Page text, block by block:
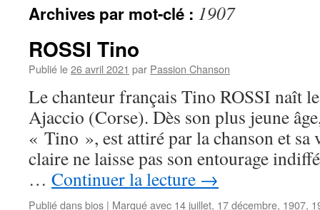
Archives par mot-clé : 1907
ROSSI Tino
Publié le26 avril 2021 par Passion Chanson
Le chanteur français Tino ROSSI naît
Ajaccio (Corse). Dès son plus jeune
« Tino », est attiré par la chanson et
claire ne laisse pas son entourage
… Continuer la lecture →
Publié dansbios | Marqué avec 14 juillet, 17 décembre, 1907,